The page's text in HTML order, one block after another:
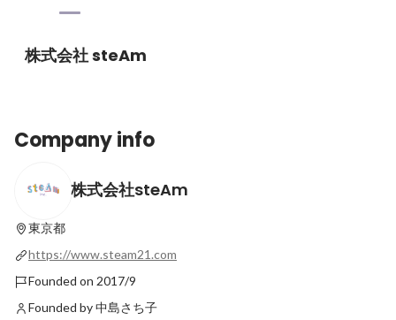
株式会社 steAm
Company info
株式会社steAm
東京都
https://www.steam21.com
Founded on 2017/9
Founded by 中島さち子